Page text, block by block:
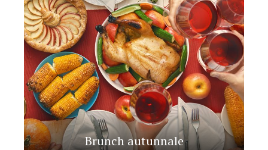
Brunch autunnale